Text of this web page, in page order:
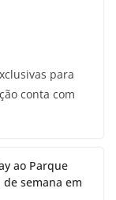
para
conta com
ao Parque
semana em